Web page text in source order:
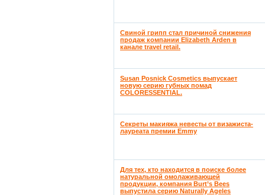
Свиной грипп стал причиной снижения
продаж компании Elizabeth Arden в
канале travel retail.
Susan Posnick Cosmetics выпускает
новую серию губных помад
COLORESSENTIAL.
Секреты макияжа невесты от визажиста-
лауреата премии Emmy
Для тех, кто находится в поиске более
натуральной омолаживающей
продукции, компания Burt’s Bees
выпустила серию Naturally Ageles